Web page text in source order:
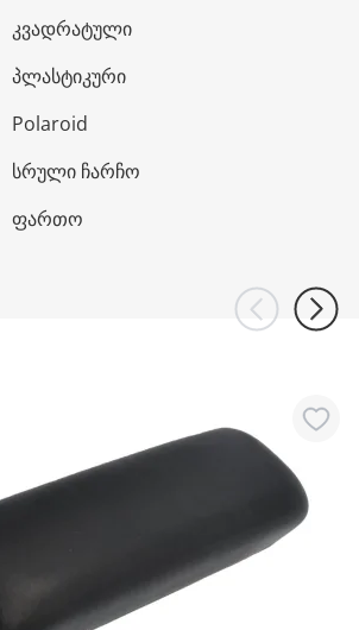
კვადრატული
პლასტიკური
Polaroid
სრული ჩარჩო
ფართო